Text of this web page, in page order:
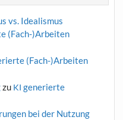
vs. Idealismus
(Fach-)Arbeiten
(Fach-)Arbeiten
zu KI generierte
bei der Nutzung